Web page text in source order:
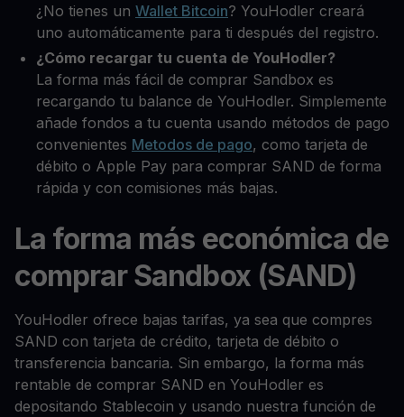
¿No tienes un Wallet Bitcoin? YouHodler creará
uno automáticamente para ti después del registro.
¿Cómo recargar tu cuenta de YouHodler?
La forma más fácil de comprar Sandbox es
recargando tu balance de YouHodler. Simplemente
añade fondos a tu cuenta usando métodos de pago
convenientes Metodos de pago, como tarjeta de
débito o Apple Pay para comprar SAND de forma
rápida y con comisiones más bajas.
La forma más económica de
comprar Sandbox (SAND)
YouHodler ofrece bajas tarifas, ya sea que compres
SAND con tarjeta de crédito, tarjeta de débito o
transferencia bancaria. Sin embargo, la forma más
rentable de comprar SAND en YouHodler es
depositando Stablecoin y usando nuestra función de